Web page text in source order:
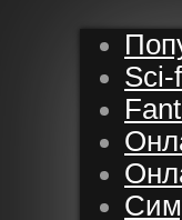
Sci-